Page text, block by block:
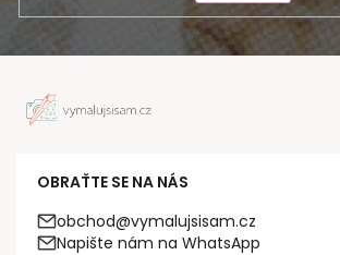
OBRAŤTE SE NA NÁS
obchod@vymalujsisam.cz
Napište nám na WhatsApp